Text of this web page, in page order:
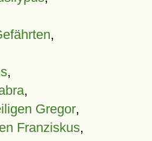
,
,
,
Gregor,
Franziskus,